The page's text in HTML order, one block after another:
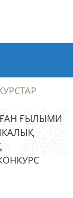
ҒЫЛЫМИ